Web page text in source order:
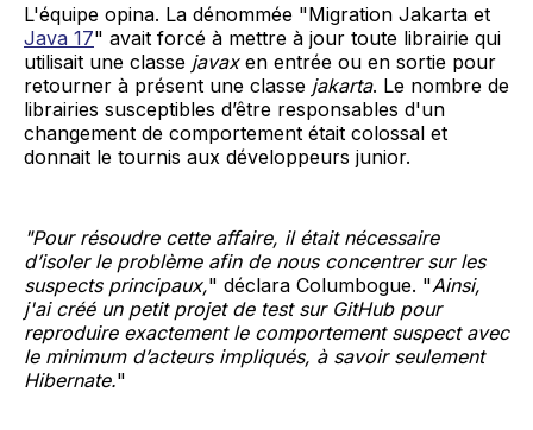
L'équipe opina. La dénommée "Migration Jakarta et
Java 17" avait forcé à mettre à jour toute librairie qui
utilisait une classe javaxen entrée ou en sortie pour
retourner à présent une classe jakarta. Le nombre de
librairies susceptibles d’être responsables d'un
changement de comportement était colossal et
donnait le tournis aux développeurs junior.
"Pour résoudre cette affaire, il était nécessaire
d’isoler le problème afin de nous concentrer sur les
suspects principaux," déclara Columbogue. "Ainsi,
j'ai créé un petit projet de test sur GitHub pour
reproduire exactement le comportement suspect avec
le minimum d’acteurs impliqués, à savoir seulement
Hibernate."